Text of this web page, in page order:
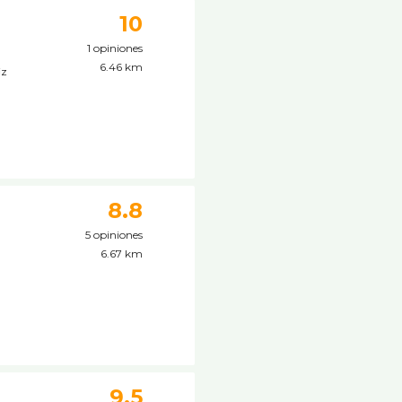
10
1 opiniones
6.46 km
8.8
5 opiniones
6.67 km
9.5